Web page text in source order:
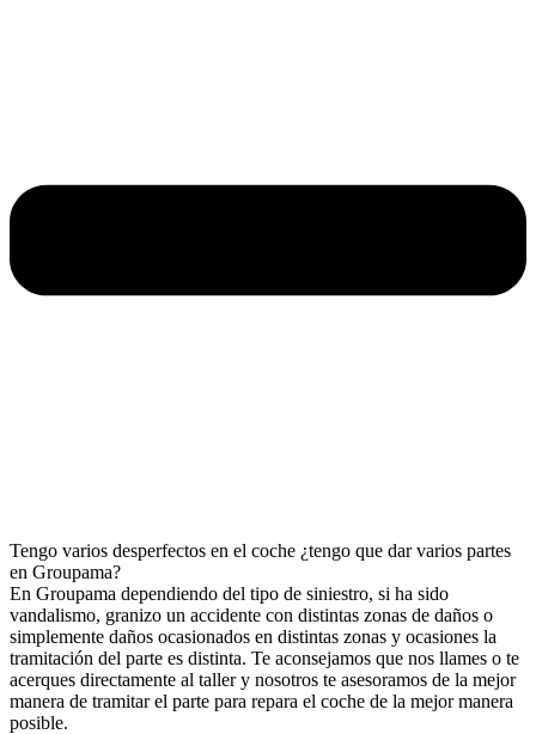
Tengo varios desperfectos en el coche ¿tengo que dar varios partes
en Groupama?
En Groupama dependiendo del tipo de siniestro, si ha sido
vandalismo, granizo un accidente con distintas zonas de daños o
simplemente daños ocasionados en distintas zonas y ocasiones la
tramitación del parte es distinta. Te aconsejamos que nos llames o te
acerques directamente al taller y nosotros te asesoramos de la mejor
manera de tramitar el parte para repara el coche de la mejor manera
posible.